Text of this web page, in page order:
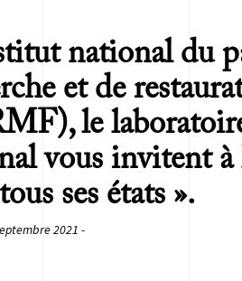
national du
et de
le
vous invitent
ses états ».
2021 -